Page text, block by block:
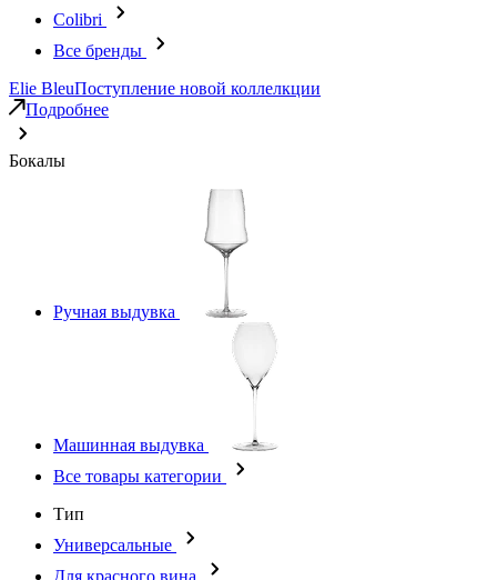
Colibri
Все бренды
Elie BleuПоступление новой коллелкции
Подробнее
Бокалы
Ручная выдувка
Машинная выдувка
Все товары категории
Тип
Универсальные
Для красного вина